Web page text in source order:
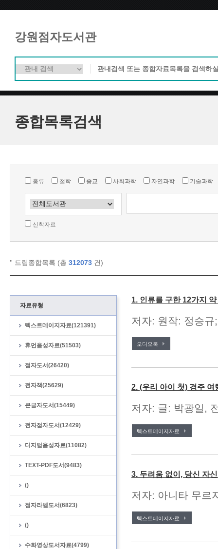
강원점자도서관
종합목록검색
총류 철학 종교 사회과학 자연과학 기술과학
신착자료
'' 드림종합목록 (총 312073 건)
자료유형
텍스트데이지자료(121391)
휴먼음성자료(51503)
점자도서(26420)
전자책(25629)
큰글자도서(15449)
전자점자도서(12429)
디지털음성자료(11082)
TEXT-PDF도서(9483)
()
점자라벨도서(6823)
()
수화영상도서자료(4799)
1. 인류를 구한 12가지
저자: 원작: 정승
오디오북
2. (우리 아이 첫) 경주 여
저자: 글: 박광일,
텍스트데이지자료
3. 두려움 없이, 당신 자
저자: 아니타 무르
텍스트데이지자료